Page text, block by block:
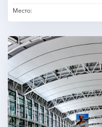
Место: